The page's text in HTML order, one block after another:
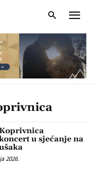
u sjećanje na
2026.